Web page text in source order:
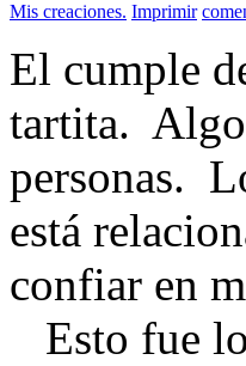
Mis creaciones. Imprimir
El cumple
tartita. Algo
personas.
está
confiar en
Esto fue